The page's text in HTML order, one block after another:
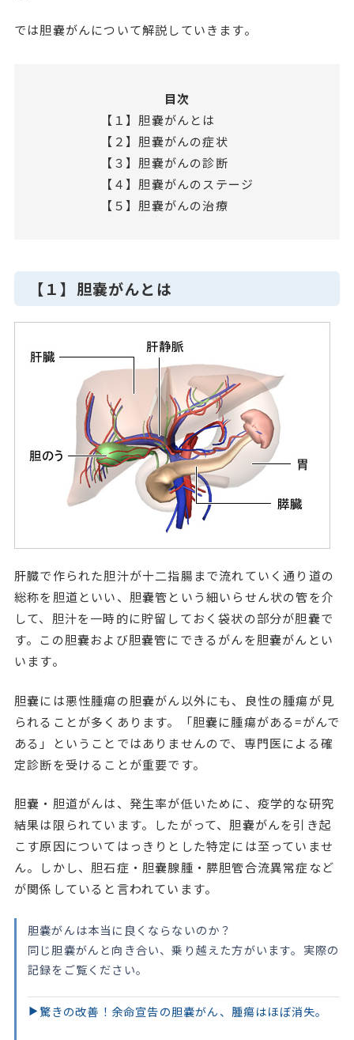
では胆嚢がんについて解説していきます。
目次
【１】胆嚢がんとは
【２】胆嚢がんの症状
【３】胆嚢がんの診断
【４】胆嚢がんのステージ
【５】胆嚢がんの治療
【１】胆嚢がんとは
肝臓で作られた胆汁が十二指腸まで流れていく通り道の
総称を胆道といい、胆嚢管という細いらせん状の管を介
して、胆汁を一時的に貯留しておく袋状の部分が胆嚢で
す。この胆嚢および胆嚢管にできるがんを胆嚢がんとい
います。
胆嚢には悪性腫瘍の胆嚢がん以外にも、良性の腫瘍が見
られることが多くあります。「胆嚢に腫瘍がある=がんで
ある」ということではありませんので、専門医による確
定診断を受けることが重要です。
胆嚢・胆道がんは、発生率が低いために、疫学的な研究
結果は限られています。したがって、胆嚢がんを引き起
こす原因についてはっきりとした特定には至っていませ
ん。しかし、胆石症・胆嚢腺腫・膵胆管合流異常症など
が関係していると言われています。
胆嚢がんは本当に良くならないのか？
同じ胆嚢がんと向き合い、乗り越えた方がいます。実際の
記録をご覧ください。
▶驚きの改善！余命宣告の胆嚢がん、腫瘍はほぼ消失。